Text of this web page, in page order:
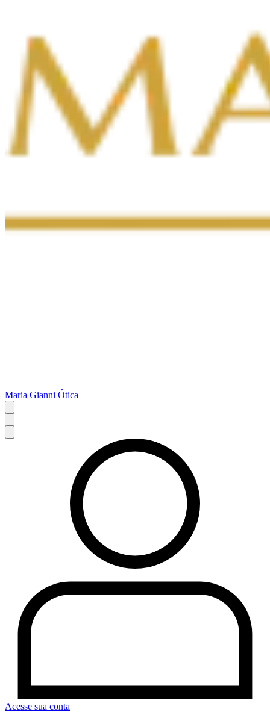
Maria Gianni Ótica
Acesse sua conta